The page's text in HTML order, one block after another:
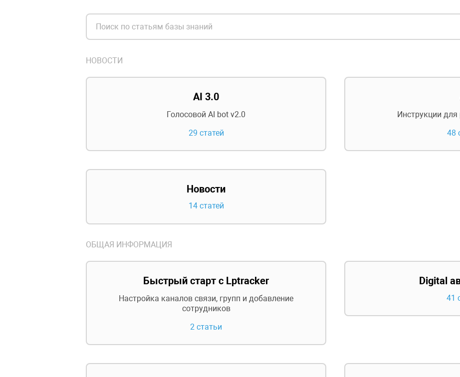
НОВОСТИ
AI 3.0
Голосовой AI bot v2.0
29 статей
Инструкции
48
Новости
14 статей
ОБЩАЯ ИНФОРМАЦИЯ
Быстрый старт с Lptracker
Настройка каналов связи, групп и добавление
сотрудников
2 статьи
Digital
41